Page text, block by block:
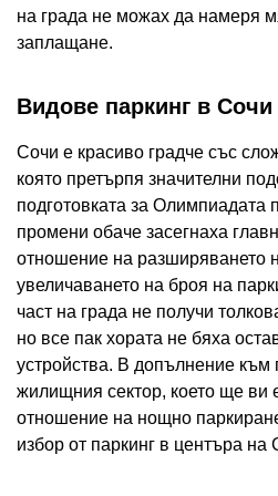
на града не можах да намеря
заплащане.
Видове паркинг в Сочи
Сочи е красиво градче със
която претърпя значителни
подготовката за Олимпиадата
промени обаче засегнаха
отношение на разширяването
увеличаването на броя на
част на града не получи
но все пак хората не бяха
устройства. В допълнение към
жилищния сектор, което ще ви
отношение на нощно
избор от паркинг в центъра на